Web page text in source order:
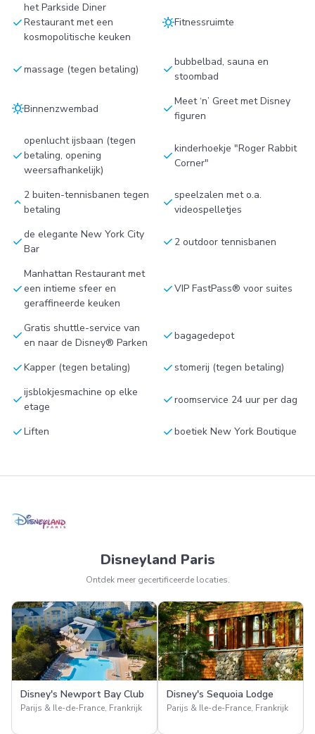
check
het Parkside Diner
Restaurant met een
kosmopolitische keuken
sunnyFitnessruimte
checkmassage (tegen betaling) checkbubbelbad, sauna en
stoombad
sunnyBinnenzwembad checkMeet ‘n’ Greet met Disney
figuren
check
openlucht ijsbaan (tegen
betaling, opening
weersafhankelijk)
checkkinderhoekje "Roger Rabbit
Corner"
keyboard_arrow_up 2 buiten-tennisbanen tegen
betaling
check speelzalen met o.a.
videospelletjes
checkde elegante New York City
Bar
check 2 outdoor tennisbanen
check
Manhattan Restaurant met
een intieme sfeer en
geraffineerde keuken
checkVIP FastPass® voor suites
check Gratis shuttle-service van
en naar de Disney® Parken
checkbagagedepot
checkKapper (tegen betaling) check stomerij (tegen betaling)
checkijsblokjesmachine op elke
etage
checkroomservice 24 uur per dag
checkLiften checkboetiek New York Boutique
Disneyland Paris
Ontdek meer gecertificeerde locaties.
Disney's Newport Bay Club
Parijs & Ile-de-France, Frankrijk
Disney's Sequoia Lodge
Parijs & Ile-de-France, Frankrijk